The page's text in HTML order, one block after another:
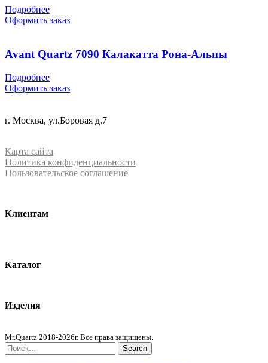
Подробнее
Оформить заказ
Avant Quartz 7090 Калакатта Рона-Альпы
Подробнее
Оформить заказ
г. Москва, ул.Боровая д.7
Карта сайта
Политика конфиденциальности
Пользовательское соглашение
Клиентам
Каталог
Изделия
Mr.Quartz 2018-2026г. Все права защищены.
Search